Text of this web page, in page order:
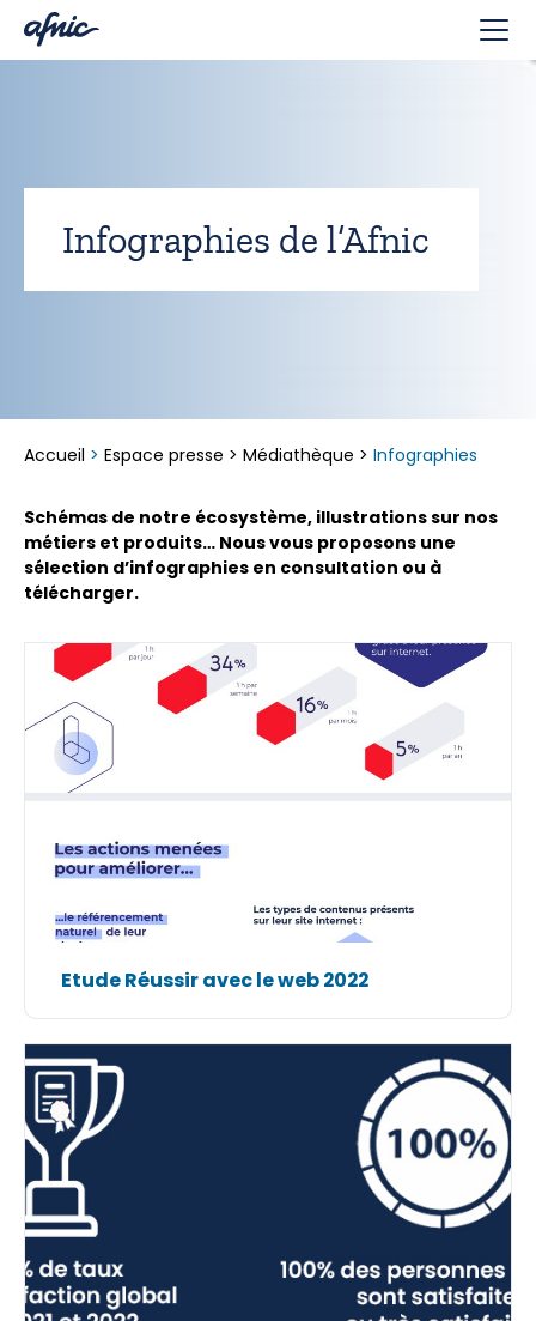
Infographies de l’Afnic
Accueil > Espace presse > Médiathèque > Infographies
Schémas de notre écosystème, illustrations sur nos
métiers et produits… Nous vous proposons une
sélection d’infographies en consultation ou à
télécharger.
Etude Réussir avec le web 2022
Panneau de gestion des cookies